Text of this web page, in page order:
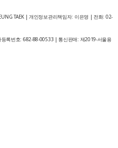
TAEK | 개인정보관리책임자: 이은영 | 전화: 02-
록번호: 682-88-00533 | 통신판매: 제2019-서울용